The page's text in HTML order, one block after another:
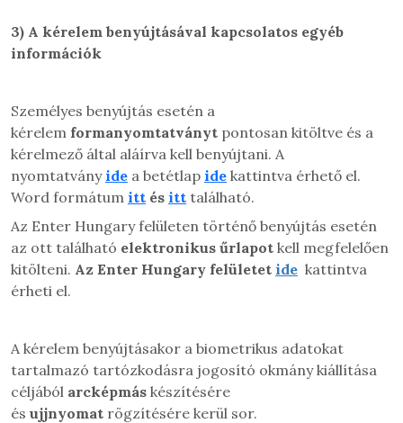
3) A kérelem benyújtásával kapcsolatos egyéb
információk
Személyes benyújtás esetén a
kérelem formanyomtatványt pontosan kitöltve és a
kérelmező által aláírva kell benyújtani. A
nyomtatványide a betétlap ide kattintva érhető el.
Word formátum itt és itt található.
Az Enter Hungary felületen történő benyújtás esetén
az ott található elektronikus űrlapot kell megfelelően
kitölteni. Az Enter Hungary felületet ide kattintva
érheti el.
A kérelem benyújtásakor a biometrikus adatokat
tartalmazó tartózkodásra jogosító okmány kiállítása
céljából arcképmás készítésére
és ujjnyomat rögzítésére kerül sor.